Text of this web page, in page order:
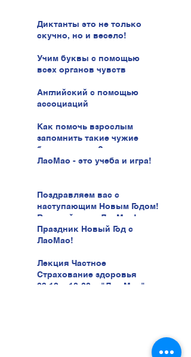
Диктанты это не только
скучно, но и весело!
Учим буквы с помощью
всех органов чувств
Английский с помощью
ассоциаций
Как помочь взрослым
запомнить такие чужие
буквы иврита?
ЛаоМао - это учеба и игра!
Поздравляем вас с
наступающим Новым Годом!
В новый год с ЛаоМао!
Праздник Новый Год с
ЛаоМао!
Лекция Частное
Страхование здоровья
03.12 в 18:00 в "Лао Мао" ул.